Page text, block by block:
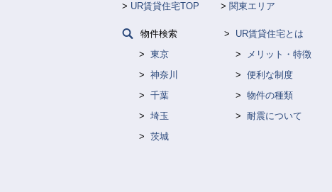
UR賃貸住宅TOP 関東エリア
物件検索
東京
神奈川
千葉
埼玉
茨城
UR賃貸住宅とは
メリット・特徴
便利な制度
物件の種類
耐震について